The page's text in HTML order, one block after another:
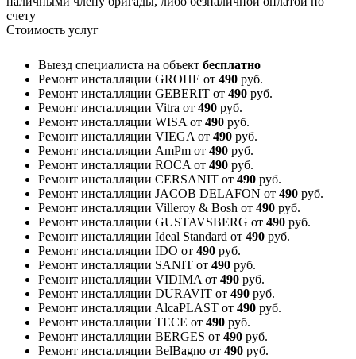
счету
Стоимость услуг
Выезд специалиста на объект бесплатно
Ремонт инсталляции GROHE от 490 руб.
Ремонт инсталляции GEBERIT от 490 руб.
Ремонт инсталляции Vitra от 490 руб.
Ремонт инсталляции WISA от 490 руб.
Ремонт инсталляции VIEGA от 490 руб.
Ремонт инсталляции AmPm от 490 руб.
Ремонт инсталляции ROCA от 490 руб.
Ремонт инсталляции CERSANIT от 490 руб.
Ремонт инсталляции JACOB DELAFON от 490 руб.
Ремонт инсталляции Villeroy & Bosh от 490 руб.
Ремонт инсталляции GUSTAVSBERG от 490 руб.
Ремонт инсталляции Ideal Standard от 490 руб.
Ремонт инсталляции IDO от 490 руб.
Ремонт инсталляции SANIT от 490 руб.
Ремонт инсталляции VIDIMA от 490 руб.
Ремонт инсталляции DURAVIT от 490 руб.
Ремонт инсталляции AlcaPLAST от 490 руб.
Ремонт инсталляции TECE от 490 руб.
Ремонт инсталляции BERGES от 490 руб.
Ремонт инсталляции BelBagno от 490 руб.